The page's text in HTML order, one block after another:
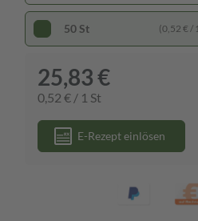
50 St (0,52 € /
25,83 €
0,52 € / 1 St
E-Rezept einlösen